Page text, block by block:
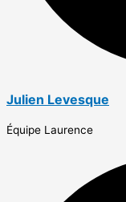
Julien Levesque
Équipe Laurence